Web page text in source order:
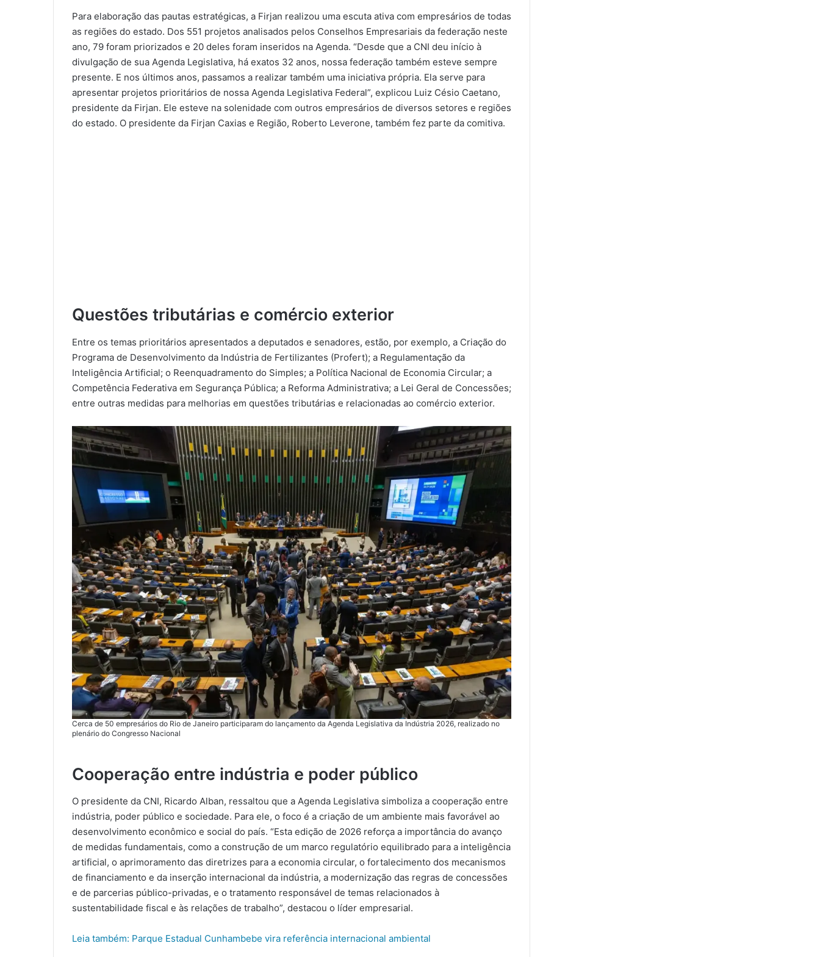
Para elaboração das pautas estratégicas, a Firjan realizou uma escuta ativa com empresários de todas
as regiões do estado. Dos 551 projetos analisados pelos Conselhos Empresariais da federação neste
ano, 79 foram priorizados e 20 deles foram inseridos na Agenda. “Desde que a CNI deu início à
divulgação de sua Agenda Legislativa, há exatos 32 anos, nossa federação também esteve sempre
presente. E nos últimos anos, passamos a realizar também uma iniciativa própria. Ela serve para
apresentar projetos prioritários de nossa Agenda Legislativa Federal”, explicou Luiz Césio Caetano,
presidente da Firjan. Ele esteve na solenidade com outros empresários de diversos setores e regiões
do estado. O presidente da Firjan Caxias e Região, Roberto Leverone, também fez parte da comitiva.
Questões tributárias e comércio exterior
Entre os temas prioritários apresentados a deputados e senadores, estão, por exemplo, a Criação do
Programa de Desenvolvimento da Indústria de Fertilizantes (Profert); a Regulamentação da
Inteligência Artificial; o Reenquadramento do Simples; a Política Nacional de Economia Circular; a
Competência Federativa em Segurança Pública; a Reforma Administrativa; a Lei Geral de Concessões;
entre outras medidas para melhorias em questões tributárias e relacionadas ao comércio exterior.
Cerca de 50 empresários do Rio de Janeiro participaram do lançamento da Agenda Legislativa da Indústria 2026, realizado no
plenário do Congresso Nacional
Cooperação entre indústria e poder público
O presidente da CNI, Ricardo Alban, ressaltou que a Agenda Legislativa simboliza a cooperação entre
indústria, poder público e sociedade. Para ele, o foco é a criação de um ambiente mais favorável ao
desenvolvimento econômico e social do país. “Esta edição de 2026 reforça a importância do avanço
de medidas fundamentais, como a construção de um marco regulatório equilibrado para a inteligência
artificial, o aprimoramento das diretrizes para a economia circular, o fortalecimento dos mecanismos
de financiamento e da inserção internacional da indústria, a modernização das regras de concessões
e de parcerias público-privadas, e o tratamento responsável de temas relacionados à
sustentabilidade fiscal e às relações de trabalho”, destacou o líder empresarial.
Leia também: Parque Estadual Cunhambebe vira referência internacional ambiental